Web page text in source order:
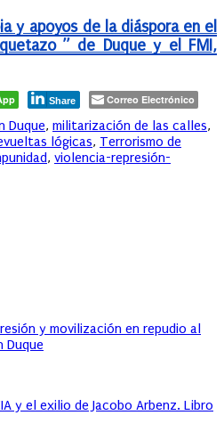
y apoyos de la diáspora en el
” de Duque y el FMI,
Share Correo Electrónico
Duque, militarización de las calles,
lógicas, Terrorismo de
, violencia-represión-
y movilización en repudio al
Duque
y el exilio de Jacobo Arbenz. Libro